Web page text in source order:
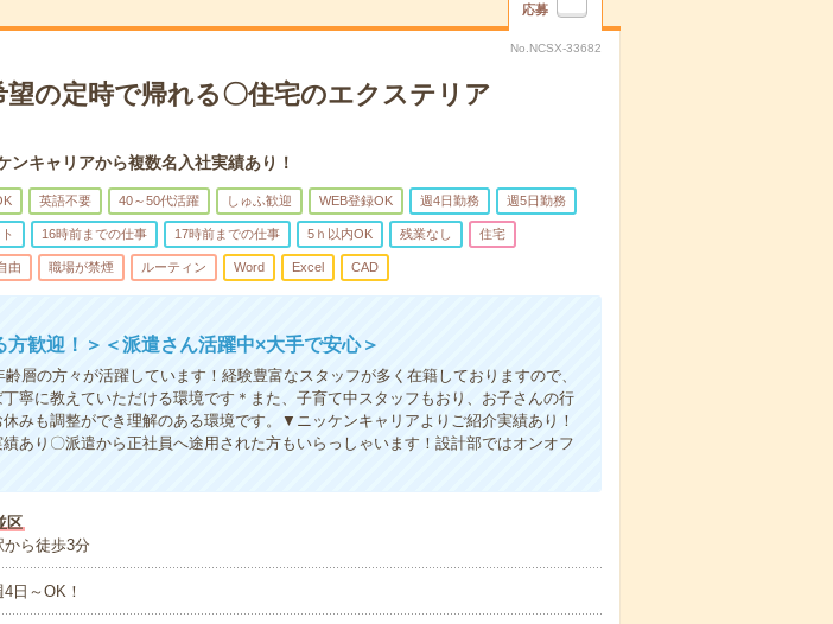
応募
No.NCSX-33682
望の定時で帰れる〇住宅のエクステリア
ンキャリアから複数名入社実績あり！
英語不要 40～50代活躍 しゅふ歓迎 WEB登録OK 週4日勤務 週5日勤務
16時前までの仕事 17時前までの仕事 5ｈ以内OK 残業なし 住宅
由 職場が禁煙 ルーティン Word Excel CAD
方歓迎！＞＜派遣さん活躍中×大手で安心＞
層の方々が活躍しています！経験豊富なスタッフが多く在籍しておりますので、
寧に教えていただける環境です＊また、子育て中スタッフもおり、お子さんの行
みも調整ができ理解のある環境です。▼ニッケンキャリアよりご紹介実績あり！
あり〇派遣から正社員へ途用された方もいらっしゃいます！設計部ではオンオフ
区
から徒歩3分
日～OK！